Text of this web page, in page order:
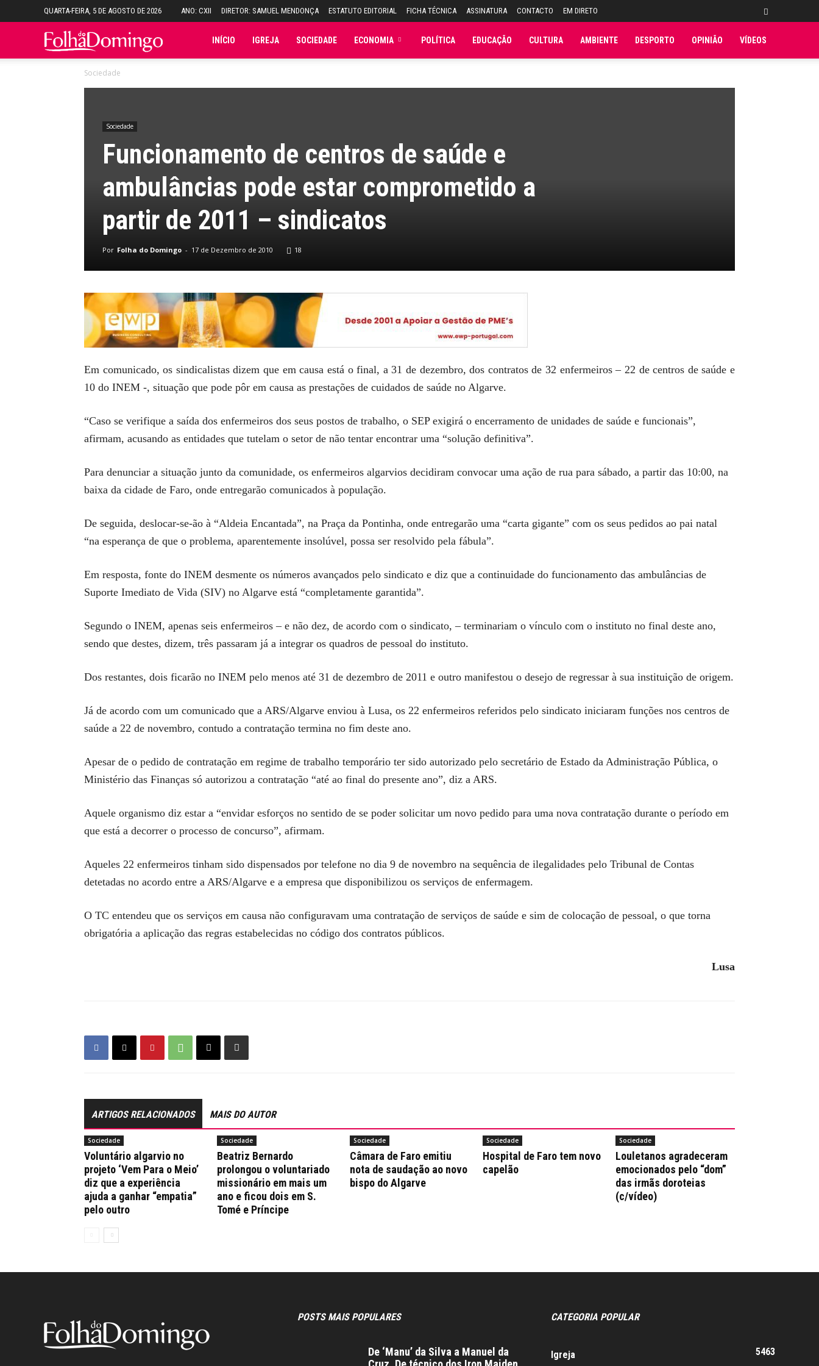
QUARTA-FEIRA, 5 DE AGOSTO DE 2026 ANO: CXII DIRETOR: SAMUEL MENDONÇA ESTATUTO EDITORIAL FICHA TÉCNICA ASSINATURA CONTACTO EM DIRETO
Folha INÍCIO IGREJA SOCIEDADE ECONOMIA POLÍTICA EDUCAÇÃO CULTURA AMBIENTE DESPORTO OPINIÃO VÍDEOS
Sociedade
Sociedade
Funcionamento de centros de saúde e
ambulâncias pode estar comprometido a
partir de 2011 – sindicatos
Por Folha do Domingo - 17 de Dezembro de 2010 18
Em comunicado, os sindicalistas dizem que em causa está o final, a 31 de dezembro, dos contratos de 32 enfermeiros – 22 de centros de saúde e
10 do INEM -, situação que pode pôr em causa as prestações de cuidados de saúde no Algarve.
“Caso se verifique a saída dos enfermeiros dos seus postos de trabalho, o SEP exigirá o encerramento de unidades de saúde e funcionais”,
afirmam, acusando as entidades que tutelam o setor de não tentar encontrar uma “solução definitiva”.
Para denunciar a situação junto da comunidade, os enfermeiros algarvios decidiram convocar uma ação de rua para sábado, a partir das 10:00, na
baixa da cidade de Faro, onde entregarão comunicados à população.
De seguida, deslocar-se-ão à “Aldeia Encantada”, na Praça da Pontinha, onde entregarão uma “carta gigante” com os seus pedidos ao pai natal
“na esperança de que o problema, aparentemente insolúvel, possa ser resolvido pela fábula”.
Em resposta, fonte do INEM desmente os números avançados pelo sindicato e diz que a continuidade do funcionamento das ambulâncias de
Suporte Imediato de Vida (SIV) no Algarve está “completamente garantida”.
Segundo o INEM, apenas seis enfermeiros – e não dez, de acordo com o sindicato, – terminariam o vínculo com o instituto no final deste ano,
sendo que destes, dizem, três passaram já a integrar os quadros de pessoal do instituto.
Dos restantes, dois ficarão no INEM pelo menos até 31 de dezembro de 2011 e outro manifestou o desejo de regressar à sua instituição de origem.
Já de acordo com um comunicado que a ARS/Algarve enviou à Lusa, os 22 enfermeiros referidos pelo sindicato iniciaram funções nos centros de
saúde a 22 de novembro, contudo a contratação termina no fim deste ano.
Apesar de o pedido de contratação em regime de trabalho temporário ter sido autorizado pelo secretário de Estado da Administração Pública, o
Ministério das Finanças só autorizou a contratação “até ao final do presente ano”, diz a ARS.
Aquele organismo diz estar a “envidar esforços no sentido de se poder solicitar um novo pedido para uma nova contratação durante o período em
que está a decorrer o processo de concurso”, afirmam.
Aqueles 22 enfermeiros tinham sido dispensados por telefone no dia 9 de novembro na sequência de ilegalidades pelo Tribunal de Contas
detetadas no acordo entre a ARS/Algarve e a empresa que disponibilizou os serviços de enfermagem.
O TC entendeu que os serviços em causa não configuravam uma contratação de serviços de saúde e sim de colocação de pessoal, o que torna
obrigatória a aplicação das regras estabelecidas no código dos contratos públicos.
Lusa
ARTIGOS RELACIONADOS MAIS DO AUTOR
Sociedade
Voluntário algarvio no
projeto ‘Vem Para o Meio’
diz que a experiência
ajuda a ganhar “empatia”
pelo outro
Sociedade
Beatriz Bernardo
prolongou o voluntariado
missionário em mais um
ano e ficou dois em S.
Tomé e Príncipe
Sociedade
Câmara de Faro emitiu
nota de saudação ao novo
bispo do Algarve
Sociedade
Hospital de Faro tem novo
capelão
Sociedade
Louletanos agradeceram
emocionados pelo “dom”
das irmãs doroteias
(c/vídeo)
POSTS MAIS POPULARES
De ‘Manu’ da Silva a Manuel da
CATEGORIA POPULAR
Igreja
5463